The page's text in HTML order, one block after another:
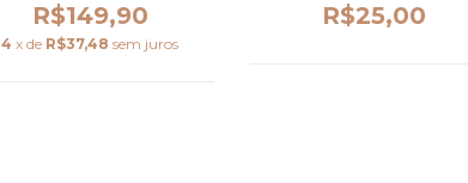
R$149,90
4 x de R$37,48 sem juros
R$25,00